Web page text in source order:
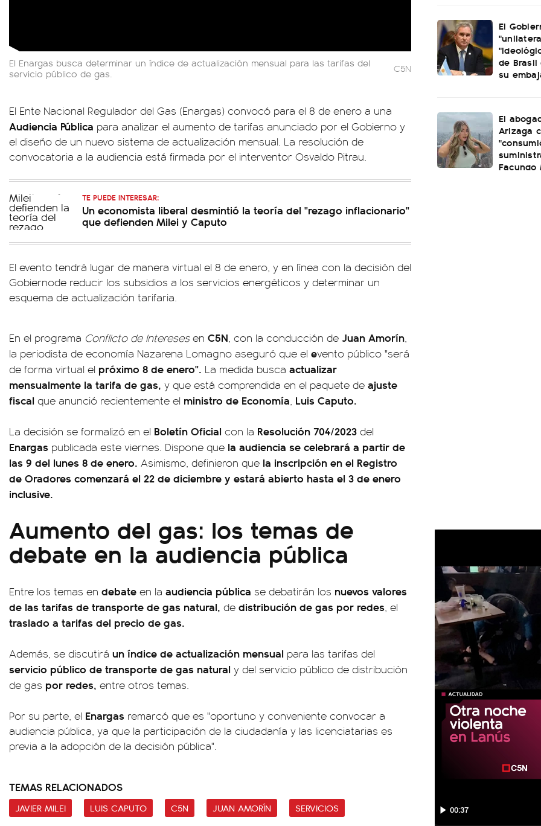
El Enargas busca determinar un índice de actualización mensual para las tarifas del
servicio público de gas.
C5N
El Ente Nacional Regulador del Gas (Enargas) convocó para el 8 de enero a una
Audiencia Pública para analizar el aumento de tarifas anunciado por el Gobierno y
el diseño de un nuevo sistema de actualización mensual. La resolución de
convocatoria a la audiencia está firmada por el interventor Osvaldo Pitrau.
TE PUEDE INTERESAR:
Un economista liberal desmintió la teoría del "rezago inflacionario"
que defienden Milei y Caputo
El evento tendrá lugar de manera virtual el 8 de enero, y en línea con la decisión del
Gobiernode reducir los subsidios a los servicios energéticos y determinar un
esquema de actualización tarifaria.
En el programa Conflicto de Interesesen C5N, con la conducción de Juan Amorín,
la periodista de economía Nazarena Lomagno aseguró que el evento público "será
de forma virtual el próximo 8 de enero". La medida busca actualizar
mensualmente la tarifa de gas, y que está comprendida en el paquete de ajuste
fiscal que anunció recientemente el ministro de Economía, Luis Caputo.
La decisión se formalizó en el Boletín Oficial con la Resolución 704/2023 del
Enargas publicada este viernes. Dispone que la audiencia se celebrará a partir de
las 9 del lunes 8 de enero. Asimismo, definieron que la inscripción en el Registro
de Oradores comenzará el 22 de diciembre y estará abierto hasta el 3 de enero
inclusive.
Aumento del gas: los temas de
debate en la audiencia pública
Entre los temas en debate en la audiencia pública se debatirán los nuevos valores
de las tarifas de transporte de gas natural, de distribución de gas por redes, el
traslado a tarifas del precio de gas.
Además, se discutirá un índice de actualización mensual para las tarifas del
servicio público de transporte de gas natural y del servicio público de distribución
de gas por redes, entre otros temas.
Por su parte, el Enargas remarcó que es "oportuno y conveniente convocar a
audiencia pública, ya que la participación de la ciudadanía y las licenciatarias es
previa a la adopción de la decisión pública".
TEMAS RELACIONADOS
JAVIER MILEI LUIS CAPUTO C5N JUAN AMORÍN SERVICIOS
El
de
su
El
Arizaga
Facundo
00:00